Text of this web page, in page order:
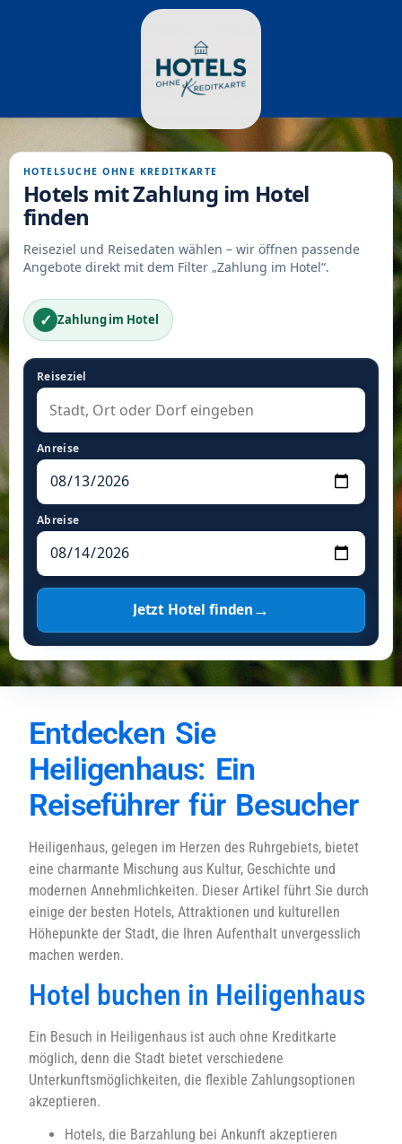
HOTELSUCHE OHNE KREDITKARTE
Hotels mit Zahlung im Hotel
finden
Reiseziel und Reisedaten wählen – wir öffnen passende
Angebote direkt mit dem Filter „Zahlung im Hotel“.
✓ Zahlung im Hotel
Reiseziel
Anreise
Abreise
Jetzt Hotel finden→
Entdecken Sie
Heiligenhaus: Ein
Reiseführer für Besucher
Heiligenhaus, gelegen im Herzen des Ruhrgebiets, bietet
eine charmante Mischung aus Kultur, Geschichte und
modernen Annehmlichkeiten. Dieser Artikel führt Sie durch
einige der besten Hotels, Attraktionen und kulturellen
Höhepunkte der Stadt, die Ihren Aufenthalt unvergesslich
machen werden.
Hotel buchen in Heiligenhaus
Ein Besuch in Heiligenhaus ist auch ohne Kreditkarte
möglich, denn die Stadt bietet verschiedene
Unterkunftsmöglichkeiten, die flexible Zahlungsoptionen
akzeptieren.
Hotels, die Barzahlung bei Ankunft akzeptieren